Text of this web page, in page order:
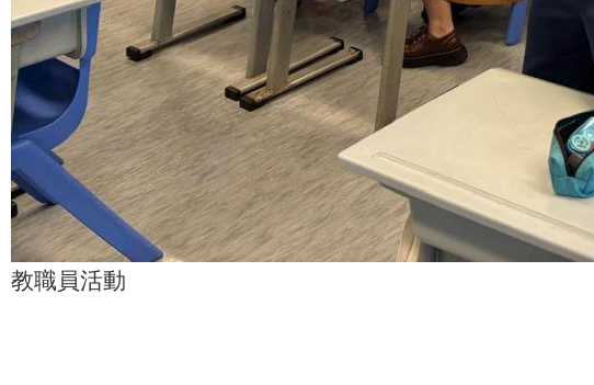
教職員活動